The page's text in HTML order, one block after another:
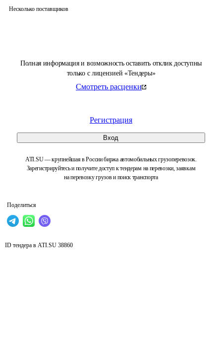
Полная информация и возможность оставить отклик доступны
только с лицензией «Тендеры»
Смотреть расценки
Регистрация
Вход
ATI.SU — крупнейшая в России биржа автомобильных грузоперевозок.
Зарегистрируйтесь и получите доступ к тендерам на перевозки, заявкам
на перевозку грузов и поиск транспорта
Поделиться
Несколько поставщиков
ID тендера в ATI.SU 38860